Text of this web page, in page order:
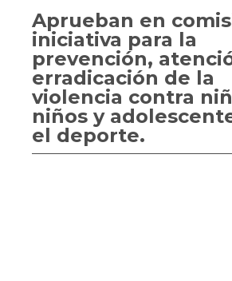
Aprueban en
iniciativa para la
prevención,
erradicación de la
violencia contra
niños y
el deporte.